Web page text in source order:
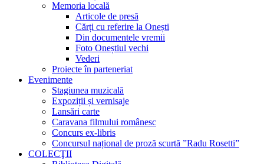
Memoria locală
Articole de presă
Cărți cu referire la Onești
Din documentele vremii
Foto Oneștiul vechi
Vederi
Proiecte în parteneriat
Evenimente
Stagiunea muzicală
Expoziții și vernisaje
Lansări carte
Caravana filmului românesc
Concurs ex-libris
Concursul național de proză scurtă ”Radu Rosetti”
COLECŢII